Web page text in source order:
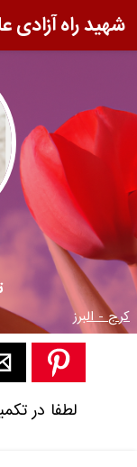
شهید راه آزادی
کرج - البرز
لطفا در